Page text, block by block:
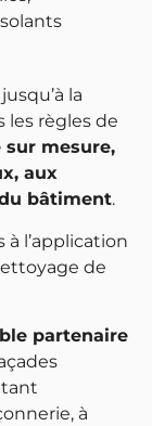
la
les règles de
sur mesure,
aux
bâtiment.
l’application
de
partenaire
à